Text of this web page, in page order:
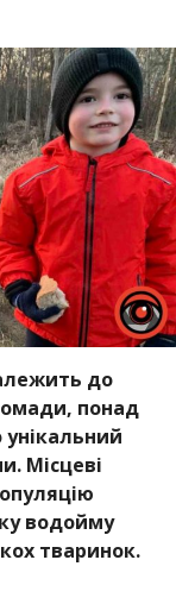
до
понад
Місцеві
водойму
тваринок.